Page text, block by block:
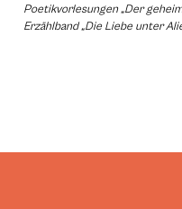
Poetikvorlesungen „Der
Erzählband „Die Liebe unter